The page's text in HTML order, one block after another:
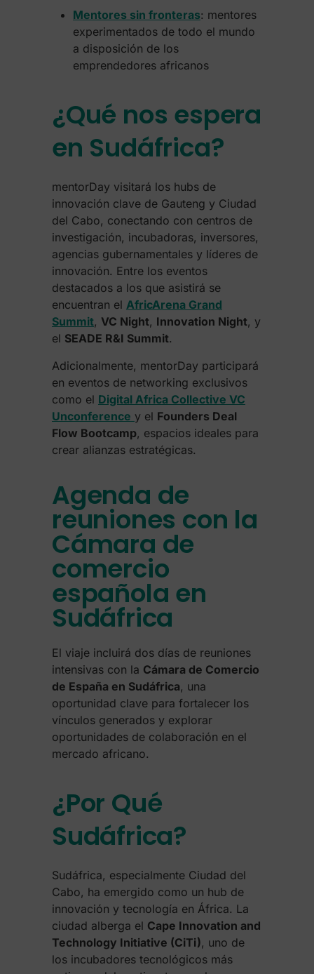
Mentores sin fronteras: mentores
experimentados de todo el mundo
a disposición de los
emprendedores africanos
¿Qué nos espera
en Sudáfrica?
mentorDay visitará los hubs de
innovación clave de Gauteng y Ciudad
del Cabo, conectando con centros de
investigación, incubadoras, inversores,
agencias gubernamentales y líderes de
innovación. Entre los eventos
destacados a los que asistirá se
encuentran el AfricArena Grand
Summit, VC Night, Innovation Night, y
el SEADE R&I Summit.
Adicionalmente, mentorDay participará
en eventos de networking exclusivos
como el Digital Africa Collective VC
Unconference y el Founders Deal
Flow Bootcamp, espacios ideales para
crear alianzas estratégicas.
Agenda de
reuniones con la
Cámara de
comercio
española en
Sudáfrica
El viaje incluirá dos días de reuniones
intensivas con la Cámara de Comercio
de España en Sudáfrica, una
oportunidad clave para fortalecer los
vínculos generados y explorar
oportunidades de colaboración en el
mercado africano.
¿Por Qué
Sudáfrica?
Sudáfrica, especialmente Ciudad del
Cabo, ha emergido como un hub de
innovación y tecnología en África. La
ciudad alberga el Cape Innovation and
Technology Initiative (CiTi), uno de
los incubadores tecnológicos más